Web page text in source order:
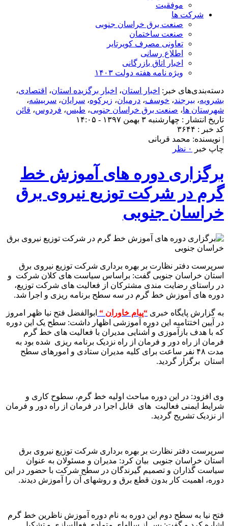
موفقیت
شرکت ها
صنعت برق خراسان جنوبی
صنعت ساختمان
تعاونی مصرف کویرتایر
اطلاع رسانی
اخبار اتاق بازرگانی
ویژه نامه هفته دولت ۱۴۰۳
دسته‌بندی‌های خبر: اخبار استان، اخبار برگزیده استان، اقتصادی،
بشرویه، بیرجند، خوسف، درمیان، زیرکوه، سرایان، سربیشه،
شهرستان ها، صنعت برق خراسان جنوبی، طبس، فردوس، قائن
تاریخ انتشار : چهارشنبه ۳ بهمن ۱۳۹۷ - ۱۴:۰۵
کد خبر : ۳۶۴۴
| نویسنده: محمد قربانی
چاپ خبر
۰ نظر
برگزاری دوره های آموزش خط
گرم در شرکت توزیع نیروی برق
خراسان جنوبی
سرپرست دفتر نظارت بر بهره برداری شرکت توزیع نیروی برق
استان خراسان جنوبی گفت: براساس سیاست های کلان شرکت و
در راستای رضایت مندی مشترکان از فعالیت های شرکت توزیع،
دوره های آموزش خط گرم در سه سطح برنامه ریزی و اجرا شد.
به گزارش پایگاه خبری “پیام خاوران “ ابوالفضل فتح نیا ظهر امروز
در آیین اختتامیه این دوره آموزشی اظهار داشت: سطح یک این دوره
که با هدف بازآموزی و آشنایی مدیران با فعالیت های خط گرم
فرمان از راه دور و فرمان از راه نزدیک برنامه ریزی شده بود به
مدت ۴۸ نفر ساعت برای کلیه مدیران ستادی و امورهای سطح
استان برگزار گردید.
وی افزود: در این دوره مباحث اولیه خط گرم، سطوح کاری و
شرایط ایمنی فعالیت های قابل اجرا در فرمان از راه دور و فرمان
از نزدیک تشریح گردید.
سرپرست دفتر نظارت بر بهره برداری شرکت توزیع نیروی برق
استان خراسان جنوبی بیان کرد: مدیران و مسئولان به عنوان
سیاست گذاران و تصمیم گیرندگان در سطح شرکت با حضور در این
دوره، اهمیت کار بدون قطع برق و روشهای آن را آموزش دیدند.
فتح نیا به سطح دوم این دوره به نام دوره آموزش ناظرین خط گرم